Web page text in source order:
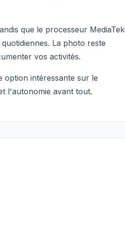
que le processeur MediaTek
La photo reste
vos activités.
option intéressante sur le
l'autonomie avant tout.